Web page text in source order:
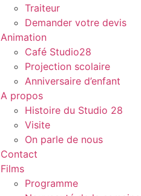
Traiteur
Demander votre devis
Animation
Café Studio28
Projection scolaire
Anniversaire d’enfant
A propos
Histoire du Studio 28
Visite
On parle de nous
Contact
Films
Programme